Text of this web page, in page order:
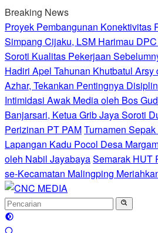
Langsung
ke
konten
Breaking News
Proyek Pembangunan Konektivitas
Simpang Cijaku, LSM Harimau
Soroti Kualitas Pekerjaan
Hadiri Apel Tahunan Khutbatul
Azhar, Tekankan Pentingnya
Intimidasi Awak Media oleh Bos
Banjarsari, Ketua Grib Jaya Soroti
Perizinan PT PAMTurnamen
Lapangan Kadu Pocol Desa
oleh Nabil JayabayaSemarak HUT
se-Kecamatan Malingping